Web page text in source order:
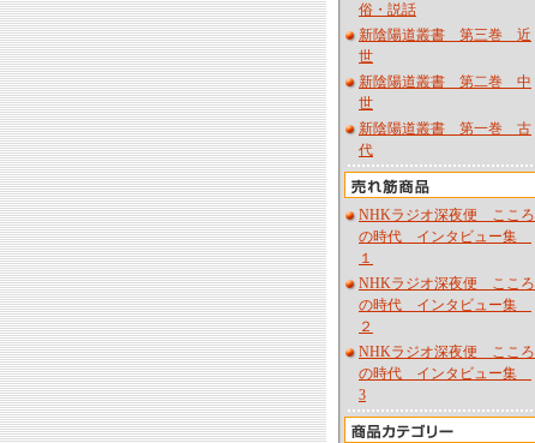
俗・説話
新陰陽道叢書 第三巻 近
世
新陰陽道叢書 第二巻 中
世
新陰陽道叢書 第一巻 古
代
NHKラジオ深夜便 こころ
の時代 インタビュー集
１
NHKラジオ深夜便 こころ
の時代 インタビュー集
２
NHKラジオ深夜便 こころ
の時代 インタビュー集
3